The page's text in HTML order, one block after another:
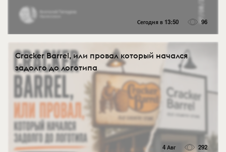
Сегодня в 13:50 96
Cracker Barrel, или провал который начался
задолго до логотипа
4 Авг 292